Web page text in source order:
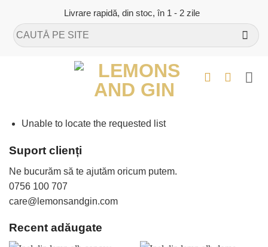
content
Livrare rapidă, din stoc, în 1 - 2 zile
Caută
după:
Unable to locate the requested list
Suport clienți
Ne bucurăm să te ajutăm oricum putem.
0756 100 707
care@lemonsandgin.com
Recent adăugate